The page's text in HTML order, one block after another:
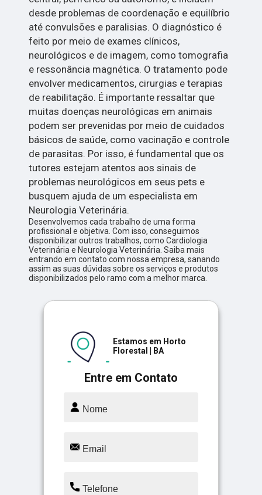
desde problemas de coordenação e equilíbrio
até convulsões e paralisias. O diagnóstico é
feito por meio de exames clínicos,
neurológicos e de imagem, como tomografia
e ressonância magnética. O tratamento pode
envolver medicamentos, cirurgias e terapias
de reabilitação. É importante ressaltar que
muitas doenças neurológicas em animais
podem ser prevenidas por meio de cuidados
básicos de saúde, como vacinação e controle
de parasitas. Por isso, é fundamental que os
tutores estejam atentos aos sinais de
problemas neurológicos em seus pets e
busquem ajuda de um especialista em
Neurologia Veterinária.
Desenvolvemos cada trabalho de uma forma
profissional e objetiva. Com isso, conseguimos
disponibilizar outros trabalhos, como Cardiologia
Veterinária e Neurologia Veterinária. Saiba mais
entrando em contato com nossa empresa, sanando
assim as suas dúvidas sobre os serviços e produtos
disponibilizados pelo ramo com a melhor marca.
Entre em Contato
Estamos em Horto
Florestal | BA